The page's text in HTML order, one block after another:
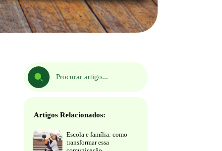
Artigos Relacionados:
Escola e família: como
transformar essa